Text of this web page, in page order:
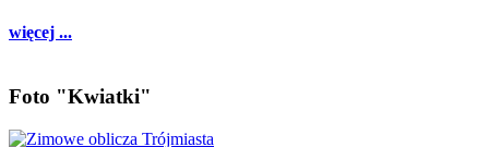
więcej ...
Foto "Kwiatki"